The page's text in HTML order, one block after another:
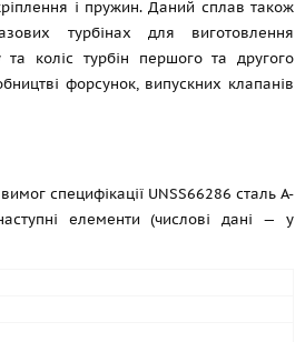
і пружин. Даний сплав також
турбінах для виготовлення
та коліс турбін першого та другого
форсунок, випускних клапанів
специфікації UNSS66286 сталь A-
елементи (числові дані — у